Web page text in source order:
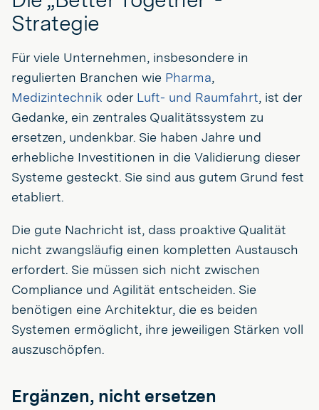
Strategie
Für viele Unternehmen, insbesondere in
regulierten Branchen wie Pharma,
Medizintechnik oder Luft- und Raumfahrt, ist der
Gedanke, ein zentrales Qualitätssystem zu
ersetzen, undenkbar. Sie haben Jahre und
erhebliche Investitionen in die Validierung dieser
Systeme gesteckt. Sie sind aus gutem Grund fest
etabliert.
Die gute Nachricht ist, dass proaktive Qualität
nicht zwangsläufig einen kompletten Austausch
erfordert. Sie müssen sich nicht zwischen
Compliance und Agilität entscheiden. Sie
benötigen eine Architektur, die es beiden
Systemen ermöglicht, ihre jeweiligen Stärken voll
auszuschöpfen.
Ergänzen, nicht ersetzen